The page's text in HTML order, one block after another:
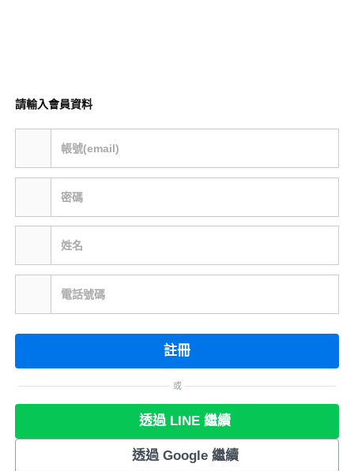
請輸入會員資料
帳號(email)
密碼
姓名
電話號碼
註冊
或
透過 LINE 繼續
透過 Google 繼續